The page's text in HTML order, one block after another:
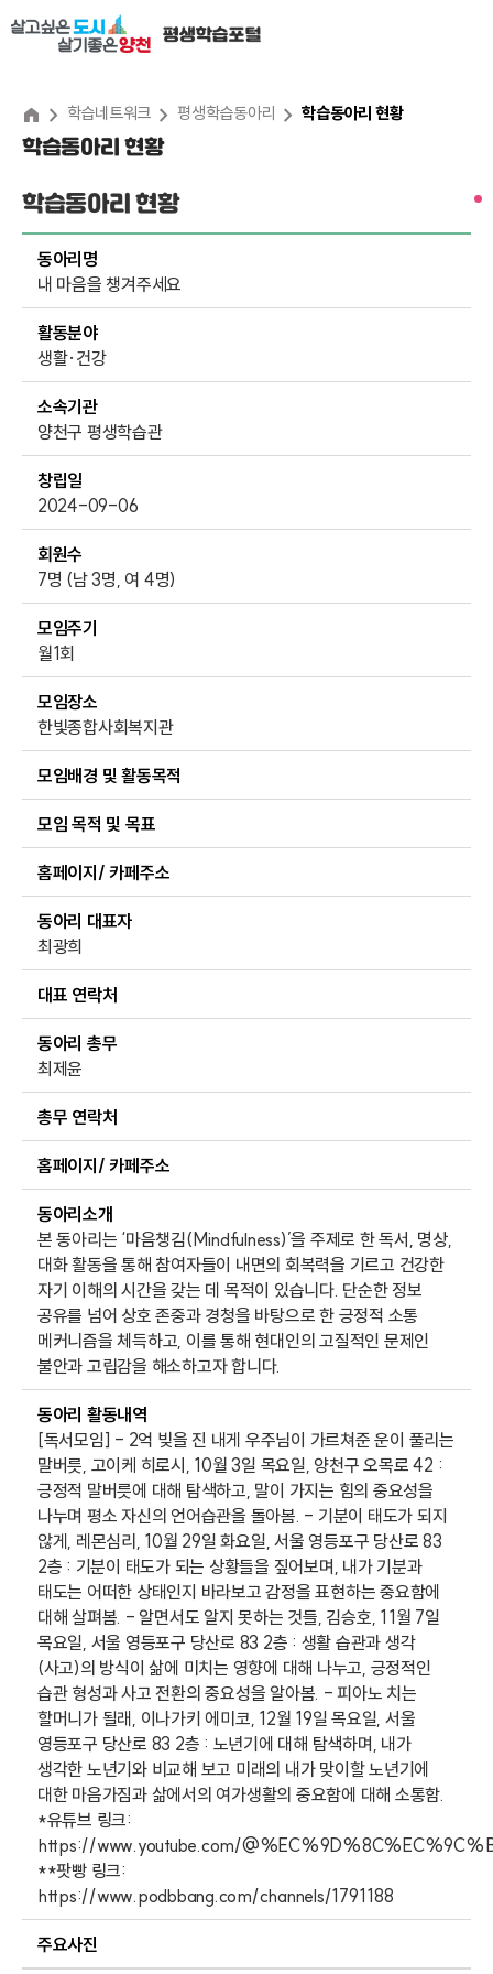
본
학습네트워크 평생학습동아리 학습동아리 현황
학습동아리 현황
학습동아리 현황
동아리명
내 마음을 챙겨주세요
활동분야
생활·건강
소속기관
양천구 평생학습관
창립일
2024-09-06
회원수
7명 (남 3명, 여 4명)
모임주기
월1회
모임장소
한빛종합사회복지관
모임배경 및 활동목적
모임 목적 및 목표
홈페이지/ 카페주소
동아리 대표자
최광희
대표 연락처
동아리 총무
최제윤
총무 연락처
홈페이지/ 카페주소
동아리소개
본 동아리는 ‘마음챙김(Mindfulness)’을 주제로 한 독서, 명상,
대화 활동을 통해 참여자들이 내면의 회복력을 기르고 건강한
자기 이해의 시간을 갖는 데 목적이 있습니다. 단순한 정보
공유를 넘어 상호 존중과 경청을 바탕으로 한 긍정적 소통
메커니즘을 체득하고, 이를 통해 현대인의 고질적인 문제인
불안과 고립감을 해소하고자 합니다.
동아리 활동내역
[독서모임] - 2억 빚을 진 내게 우주님이 가르쳐준 운이 풀리는
말버릇, 고이케 히로시, 10월 3일 목요일, 양천구 오목로 42 :
긍정적 말버릇에 대해 탐색하고, 말이 가지는 힘의 중요성을
나누며 평소 자신의 언어습관을 돌아봄. - 기분이 태도가 되지
않게, 레몬심리, 10월 29일 화요일, 서울 영등포구 당산로 83
2층 : 기분이 태도가 되는 상황들을 짚어보며, 내가 기분과
태도는 어떠한 상태인지 바라보고 감정을 표현하는 중요함에
대해 살펴봄. - 알면서도 알지 못하는 것들, 김승호, 11월 7일
목요일, 서울 영등포구 당산로 83 2층 : 생활 습관과 생각
(사고)의 방식이 삶에 미치는 영향에 대해 나누고, 긍정적인
습관 형성과 사고 전환의 중요성을 알아봄. - 피아노 치는
할머니가 될래, 이나가키 에미코, 12월 19일 목요일, 서울
영등포구 당산로 83 2층 : 노년기에 대해 탐색하며, 내가
생각한 노년기와 비교해 보고 미래의 내가 맞이할 노년기에
대한 마음가짐과 삶에서의 여가생활의 중요함에 대해 소통함.
*유튜브 링크:
https://www.youtube.com/
**팟빵 링크:
https://www.podbbang.com/channels/1791188
주요사진